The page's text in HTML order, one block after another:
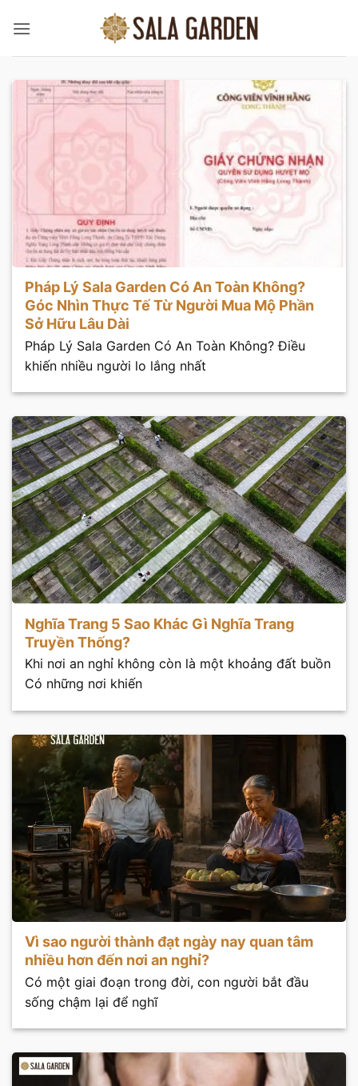
qua
Pháp Lý Sala Garden Có An Toàn Không?
Góc Nhìn Thực Tế Từ Người Mua Mộ Phần
Sở Hữu Lâu Dài
Pháp Lý Sala Garden Có An Toàn Không? Điều
khiến nhiều người lo lắng nhất
Nghĩa Trang 5 Sao Khác Gì Nghĩa Trang
Truyền Thống?
Khi nơi an nghỉ không còn là một khoảng đất buồn
Có những nơi khiến
Vì sao người thành đạt ngày nay quan tâm
nhiều hơn đến nơi an nghỉ?
Có một giai đoạn trong đời, con người bắt đầu
sống chậm lại để nghĩ